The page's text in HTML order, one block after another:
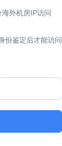
外机房IP访问
份鉴定后才能访问